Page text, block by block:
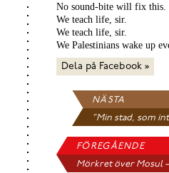
No sound-bite will fix this.
We teach life, sir.
We teach life, sir.
We Palestinians wake up
Dela på Facebook »
NÄSTA
”Min stad, som
FÖREGÅENDE
Mörkret över Mosul